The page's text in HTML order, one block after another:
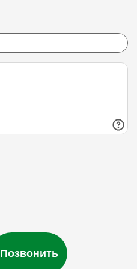
Позвонить